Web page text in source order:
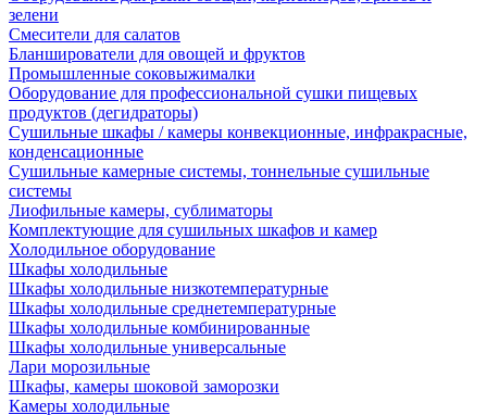
зелени
Смесители для салатов
Бланширователи для овощей и фруктов
Промышленные соковыжималки
Оборудование для профессиональной сушки пищевых
продуктов (дегидраторы)
Сушильные шкафы / камеры конвекционные, инфракрасные,
конденсационные
Сушильные камерные системы, тоннельные сушильные
системы
Лиофильные камеры, сублиматоры
Комплектующие для сушильных шкафов и камер
Холодильное оборудование
Шкафы холодильные
Шкафы холодильные низкотемпературные
Шкафы холодильные среднетемпературные
Шкафы холодильные комбинированные
Шкафы холодильные универсальные
Лари морозильные
Шкафы, камеры шоковой заморозки
Камеры холодильные